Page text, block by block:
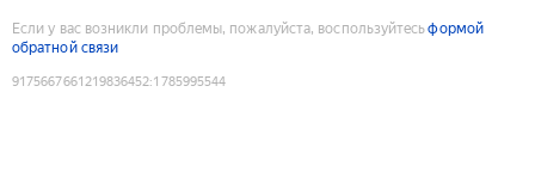
Если у вас возникли проблемы, пожалуйста, воспользуйтесьформой
обратной связи
9175667661219836452:1785995544